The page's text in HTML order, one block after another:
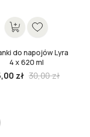
do napojów Lyra
4 x 620 ml
zł 30,00 zł